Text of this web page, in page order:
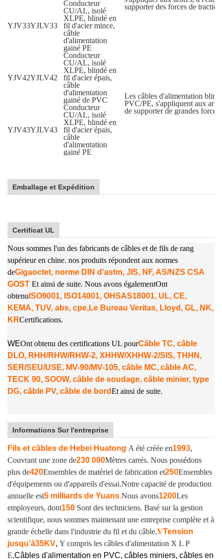
supporter des forces de
YJV33YJLV33
Conducteur
CU/AL, isolé
XLPE, blindé en
fil d'acier mince,
câble
d'alimentation
gainé PE
YJV42YJLV42
Conducteur
CU/AL, isolé
XLPE, blindé en
fil d'acier épais,
câble
d'alimentation
gainé de PVC
Les câbles d'alimentation
PVC/PE, s'appliquent aux
de supporter de grandes
YJV43YJLV43
Conducteur
CU/AL, isolé
XLPE, blindé en
fil d'acier épais,
câble
d'alimentation
gainé PE
Emballage et Expédition
Certificat UL
Nous sommes l'un des fabricants de câbles et de fils de rang
supérieur en chine. nos produits répondent aux normes
deGigaoctet, norme DIN d'astm, JIS, NF, AS/NZS CSA
GOST Et ainsi de suite. Nous avons égalementOnt
obtenu ISO9001, ISO14001, OHSAS18001, UL, CE,
KEMA, TUV, abs, cpe,Le Bureau Veritas, Lloyd, GL, NK,
KRCertifications.
WEOnt obtenu des certifications UL pourCâble TC, câble
DLO, RHH/RHW/RHW-2, XHHW/XHHW-2/SIS, THHN,
SER/SEU/USE, MV-90/MV-105, câble MC, câble AC,
TECK 90, SOOW, câble de soudage, câble minier, type
DG, câble PV, câble de bordEt ainsi de suite.
Informations Sur l'entreprise
Fils et câbles de Hebei Huatong A été créée en1993,
Couvrant une zone de230 000Mètres carrés. Nous possédons
plus de420Ensembles de matériel de fabrication et250Ensembles
d'équipements ou d'appareils d'essai.Notre capacité de production
annuelle est5 milliards de Yuans.Nous avons1200Les
employeurs, dont150 Sont des techniciens. Basé sur la gestion
scientifique, nous sommes maintenant une entreprise complète et à
grande échelle dans l'industrie du fil et du câble.VTension
jusqu'à35KV, Y compris les câbles d'alimentation X L P
E,Câbles d'alimentation en PVC, câbles miniers, câbles en